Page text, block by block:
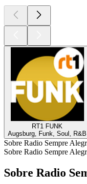
RT1 FUNK
Augsburg, Funk, Soul, R&B
Sobre Radio Sempre
Sobre Radio Sempre
Sobre Radio